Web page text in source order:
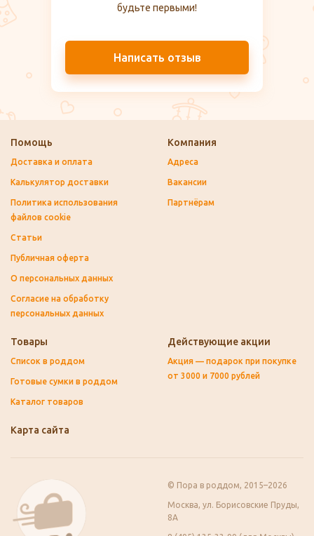
будьте первыми!
Написать отзыв
Помощь
Доставка и оплата
Калькулятор доставки
Политика использования
файлов cookie
Статьи
Публичная оферта
О персональных данных
Согласие на обработку
персональных данных
Компания
Адреса
Вакансии
Партнёрам
Товары
Список в роддом
Готовые сумки в роддом
Каталог товаров
Действующие акции
Акция — подарок при покупке
от 3000 и 7000 рублей
Карта сайта
© Пора в роддом, 2015–2026
Москва, ул. Борисовские Пруды,
8А